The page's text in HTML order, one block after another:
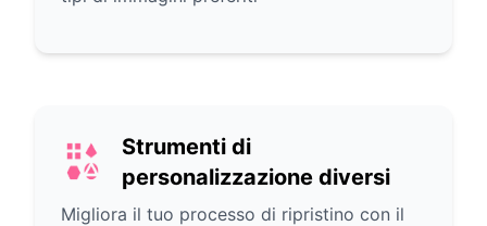
Strumenti di
personalizzazione diversi
Migliora il tuo processo di ripristino con il